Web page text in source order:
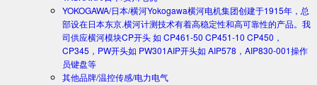
YOKOGAWA/日本/横河Yokogawa横河电机集团创建于1915年，总
部设在日本东京.横河计测技术有着高稳定性和高可靠性的产品。我
司供应横河模块CP开头 如 CP461-50 CP451-10 CP450，
CP345，PW开头如 PW301AIP开头如 AIP578，AIP830-001操作
员键盘等
其他品牌/温控传感/电力电气